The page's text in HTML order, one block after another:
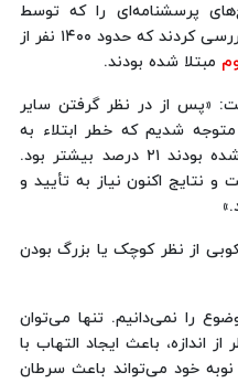
پرسشنامه‌ای را که توسط
تقریباً ۴۲۰۰ بزرگسال پر شده بود، بررسی کردند که حدود ۱۴۰۰ نفر از
مبتلا شده بودند.
«پس از در نظر گرفتن سایر
شدیم که خطر ابتلاء به
لنفوم در بین افرادی که خالکوبی شده بودند ۲۱ درصد بیشتر بود.
نتایج اکنون نیاز به تأیید و
از نظر کوچک یا بزرگ بودن
را نمی‌دانیم. تنها می‌توان
باعث ایجاد التهاب با
خود می‌تواند باعث سرطان